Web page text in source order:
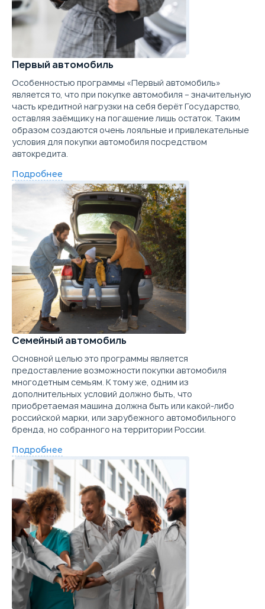
Trade-in
Купить в кредит
Trade-in
Забронировать
Цена от
1 654 300
Цена в кредит
19 694
Купить в кредит
Trade-in
Забронировать
Выберите цвет
Подробнее о комплектации
Параметры Выгода
Цена от
1 554 300
Цена в кредит
18 503
Купить в кредит
Trade-in
Забронировать
1.7 л. 141 л.с.
Мощность
2WD
Привод
200 км/ч
Макс. скорость
Подробнее о комплектации
Параметры Выгода
Цена от
1 744 300
Купить в кредит
Trade-in
Забронировать
Первый автомобиль
Особенностью программы «Первый автомобиль»
является то, что при покупке автомобиля – значительную
часть кредитной нагрузки на себя берёт Государство,
оставляя заёмщику на погашение лишь остаток. Таким
образом создаются очень лояльные и привлекательные
условия для покупки автомобиля посредством
автокредита.
Подробнее
Семейный автомобиль
Основной целью это программы является
предоставление возможности покупки автомобиля
многодетным семьям. К тому же, одним из
дополнительных условий должно быть, что
приобретаемая машина должна быть или какой-либо
российской марки, или зарубежного автомобильного
бренда, но собранного на территории России.
Подробнее